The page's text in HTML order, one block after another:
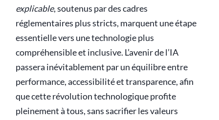
explicable, soutenus par des cadres
réglementaires plus stricts, marquent une étape
essentielle vers une technologie plus
compréhensible et inclusive. L’avenir de l’IA
passera inévitablement par un équilibre entre
performance, accessibilité et transparence, afin
que cette révolution technologique profite
pleinement à tous, sans sacrifier les valeurs